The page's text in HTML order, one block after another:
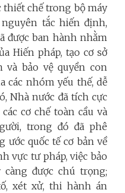
thiết chế trong bộ máy
tắc hiến định,
được ban hành nhằm
Hiến pháp, tạo cơ sở
và bảo vệ quyền con
các nhóm yếu thế, dễ
Nhà nước đã tích cực
cơ chế toàn cầu và
trong đó đã phê
ước quốc tế cơ bản về
vực tư pháp, việc bảo
được chú trọng;
xét xử, thi hành án